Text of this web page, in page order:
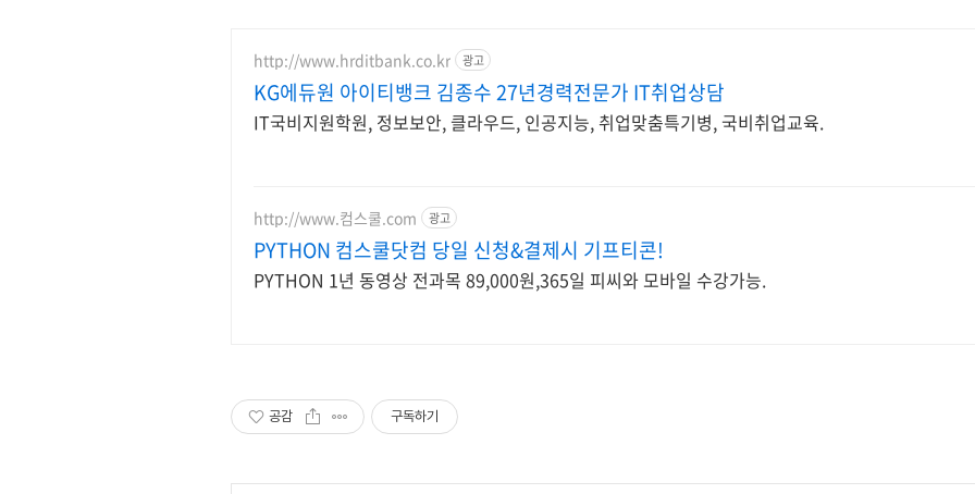
http://www.hrditbank.co.kr 광고
KG에듀원 아이티뱅크 김종수 27년경력전문가 IT취업상담
IT국비지원학원, 정보보안, 클라우드, 인공지능, 취업맞춤특기병, 국비취업교육.
http://www.컴스쿨.com 광고
PYTHON 컴스쿨닷컴 당일 신청&결제시 기프티콘!
PYTHON 1년 동영상 전과목 89,000원,365일 피씨와 모바일 수강가능.
공감 구독하기